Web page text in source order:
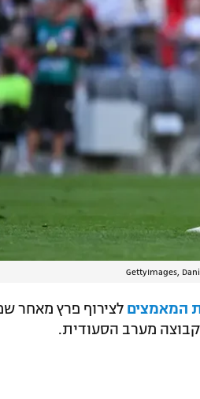
המאמצים לצירוף פרץ מאחר
מערב הסעודית.